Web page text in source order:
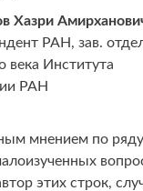
Хазри
РАН, зав.
века Института
РАН
мнением по ряду
этих строк,